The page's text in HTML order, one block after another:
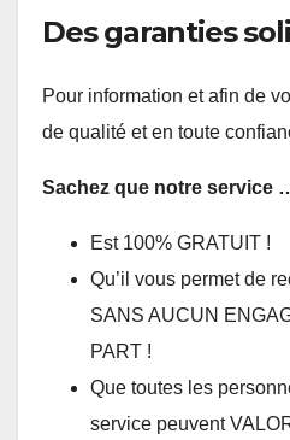
Des garanties
Pour information et afin de
de qualité et en toute
Sachez que notre service
Est 100% GRATUIT !
Qu’il vous permet de
SANS AUCUN
PART !
Que toutes les
service peuvent